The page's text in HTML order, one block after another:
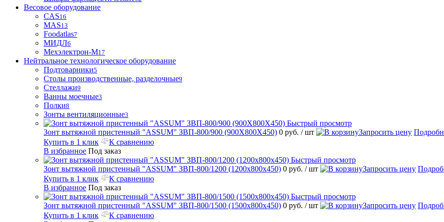
Весовое оборудование
CAS16
MAS13
Foodatlas7
МИДЛ6
Мехэлектрон-М17
Нейтральное технологическое оборудование
Подтоварники5
Столы производственные, разделочные9
Стеллажи9
Ванны моечные3
Полки8
Зонты вентиляционные3
Быстрый просмотр
Зонт вытяжной пристенный "ASSUM" ЗВП-800/900 (900Х800Х450) 0 руб. / шт Запросить цену
Купить в 1 клик
К сравнению
В избранное Под заказ
Быстрый просмотр
Зонт вытяжной пристенный "ASSUM" ЗВП-800/1200 (1200х800х450) 0 руб. / шт Запросить цену
Купить в 1 клик
К сравнению
В избранное Под заказ
Быстрый просмотр
Зонт вытяжной пристенный "ASSUM" ЗВП-800/1500 (1500х800х450) 0 руб. / шт Запросить цену
Купить в 1 клик
К сравнению